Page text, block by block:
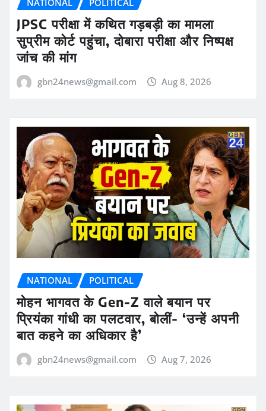
JPSC परीक्षा में कथित गड़बड़ी का मामला
सुप्रीम कोर्ट पहुंचा, दोबारा परीक्षा और निष्पक्ष
जांच की मांग
gbn24news@gmail.com Aug 8, 2026
NATIONAL POLITICAL
मोहन भागवत के Gen-Z वाले बयान पर
प्रियंका गांधी का पलटवार, बोलीं- ‘उन्हें अपनी
बात कहने का अधिकार है’
gbn24news@gmail.com Aug 7, 2026